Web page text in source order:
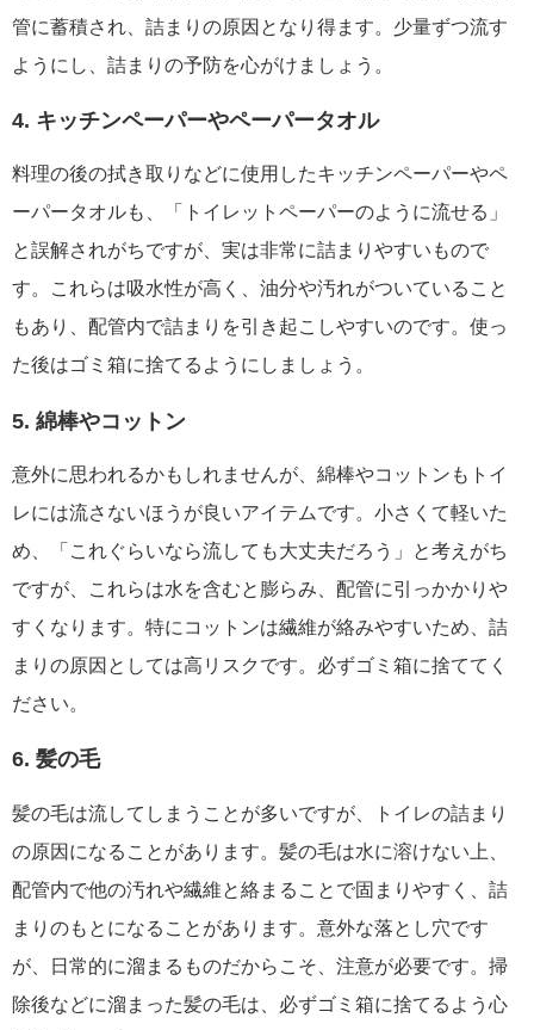
管に蓄積され、詰まりの原因となり得ます。少量ずつ流す
ようにし、詰まりの予防を心がけましょう。
4. キッチンペーパーやペーパータオル
料理の後の拭き取りなどに使用したキッチンペーパーやペ
ーパータオルも、「トイレットペーパーのように流せる」
と誤解されがちですが、実は非常に詰まりやすいもので
す。これらは吸水性が高く、油分や汚れがついていること
もあり、配管内で詰まりを引き起こしやすいのです。使っ
た後はゴミ箱に捨てるようにしましょう。
5. 綿棒やコットン
意外に思われるかもしれませんが、綿棒やコットンもトイ
レには流さないほうが良いアイテムです。小さくて軽いた
め、「これぐらいなら流しても大丈夫だろう」と考えがち
ですが、これらは水を含むと膨らみ、配管に引っかかりや
すくなります。特にコットンは繊維が絡みやすいため、詰
まりの原因としては高リスクです。必ずゴミ箱に捨ててく
ださい。
6. 髪の毛
髪の毛は流してしまうことが多いですが、トイレの詰まり
の原因になることがあります。髪の毛は水に溶けない上、
配管内で他の汚れや繊維と絡まることで固まりやすく、詰
まりのもとになることがあります。意外な落とし穴です
が、日常的に溜まるものだからこそ、注意が必要です。掃
除後などに溜まった髪の毛は、必ずゴミ箱に捨てるよう心